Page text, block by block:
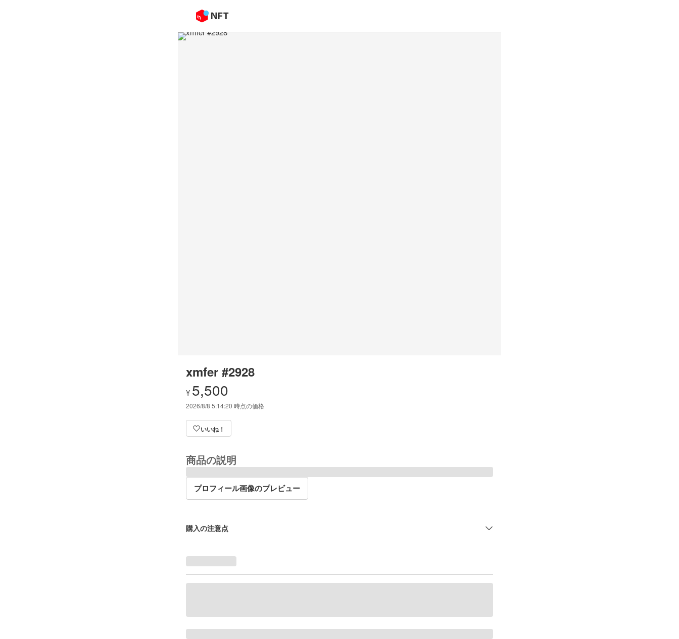
xmfer #2928
¥ 5,500
2026/8/8 5:14:20 時点の価格
いいね！
商品の説明
プロフィール画像のプレビュー
購入の注意点